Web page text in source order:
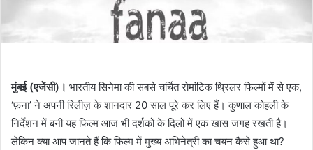
मुंबई (एजेंसी)। भारतीय सिनेमा की सबसे चर्चित रोमांटिक थ्रिलर फिल्मों में से एक,
‘फ़ना’ ने अपनी रिलीज़ के शानदार 20 साल पूरे कर लिए हैं। कुणाल कोहली के
निर्देशन में बनी यह फिल्म आज भी दर्शकों के दिलों में एक खास जगह रखती है।
लेकिन क्या आप जानते हैं कि फिल्म में मुख्य अभिनेत्री का चयन कैसे हुआ था?